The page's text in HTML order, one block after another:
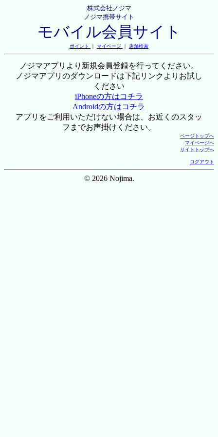
株式会社ノジマ
ノジマ携帯サイト
モバイル会員サイト
ポイント ｜ マイページ ｜ 店舗検索
ノジマアプリより新規会員登録を行ってください。
ノジマアプリのダウンロードは下記リンクよりお試し
ください
iPhoneの方はコチラ
Androidの方はコチラ
アプリをご利用いただけない場合は、お近くのスタッ
フまでお声掛けください。
ページトップへ
マイページへ
サイトトップへ
ログアウト
© 2026 Nojima.